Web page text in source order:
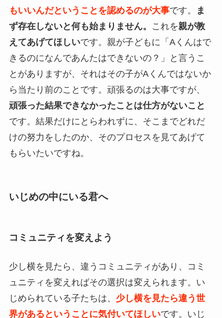
もいいんだということを認めるのが大事です。
ま
ず存在しないと何も始まりません。
これを親が教
えてあげてほしいです。親が子どもに「Aくんはで
きるのになんであんたはできないの？」と言うこ
とがありますが、それはその子がAくんではないか
ら当たり前のことです。頑張るのは大事ですが、
頑張った結果できなかったことは仕方がないこと
です。結果だけにとらわれずに、そこまでどれだ
けの努力をしたのか、そのプロセスを見てあげて
もらいたいですね。
いじめの中にいる君へ
コミュニティを変えよう
少し横を見たら、違うコミュニティがあり、コミ
ュニティを変えればその選択は変えられます。い
じめられている子たちは、 少し横を見たら違う世
界があるということに気付いてほしいです。いじ